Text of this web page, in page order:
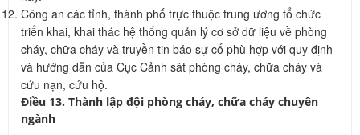
Công an các tỉnh, thành phố trực thuộc trung ương tổ chức
triển khai, khai thác hệ thống quản lý cơ sở dữ liệu về phòng
cháy, chữa cháy và truyền tin báo sự cố phù hợp với quy định
và hướng dẫn của Cục Cảnh sát phòng cháy, chữa cháy và
cứu nạn, cứu hộ.
Điều 13. Thành lập đội phòng cháy, chữa cháy chuyên
ngành